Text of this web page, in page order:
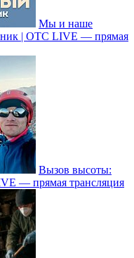
Мы и наше
| ОТС LIVE — прямая
Вызов высоты:
— прямая трансляция